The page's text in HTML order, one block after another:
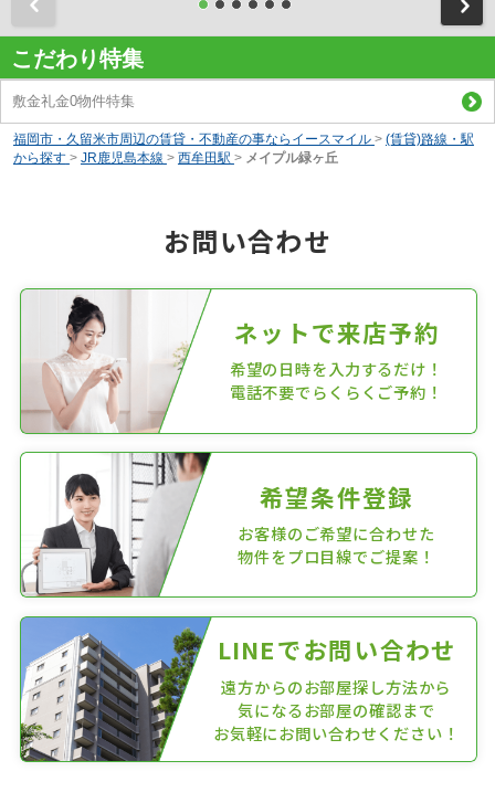
こだわり特集
敷金礼金0物件特集
福岡市・久留米市周辺の賃貸・不動産の事ならイースマイル > (賃貸)路線・駅
から探す > JR鹿児島本線 > 西牟田駅 > メイプル緑ヶ丘
お問い合わせ
ネットで来店予約
希望の日時を入力するだけ！
電話不要でらくらくご予約！
希望条件登録
お客様のご希望に合わせた
物件をプロ目線でご提案！
LINEでお問い合わせ
遠方からのお部屋探し方法から
気になるお部屋の確認まで
お気軽にお問い合わせください！